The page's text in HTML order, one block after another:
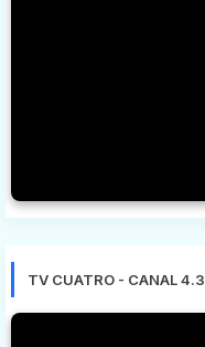
TV CUATRO - CANAL 4.3